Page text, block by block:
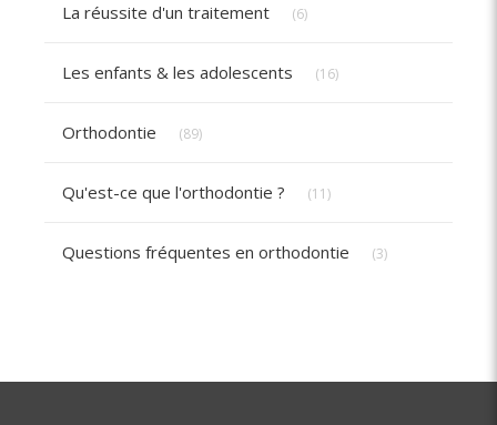
La réussite d'un traitement (6)
Les enfants & les adolescents (16)
Orthodontie (89)
Qu'est-ce que l'orthodontie ? (11)
Questions fréquentes en orthodontie (3)